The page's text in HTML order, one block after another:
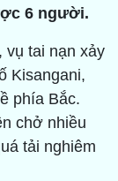
6 người.
vụ tai nạn xảy
Kisangani,
phía Bắc.
chở nhiều
tải nghiêm